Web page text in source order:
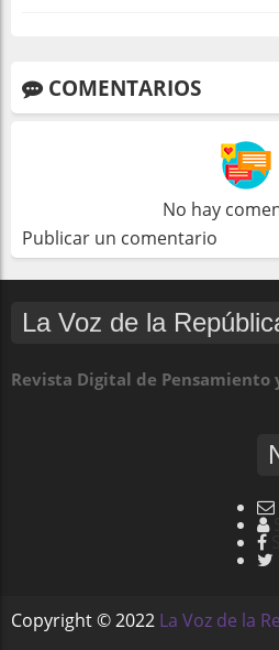
COMENTARIOS
No hay
Publicar un comentario
La Voz de la
Revista Digital de Pensamiento
Copyright ©2022 La Voz de la